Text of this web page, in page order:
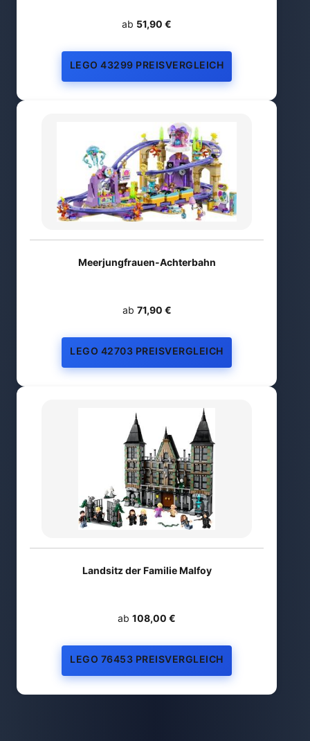
ab 51,90 €
LEGO 43299 PREISVERGLEICH
Meerjungfrauen-Achterbahn
ab 71,90 €
LEGO 42703 PREISVERGLEICH
Landsitz der Familie Malfoy
ab 108,00 €
LEGO 76453 PREISVERGLEICH